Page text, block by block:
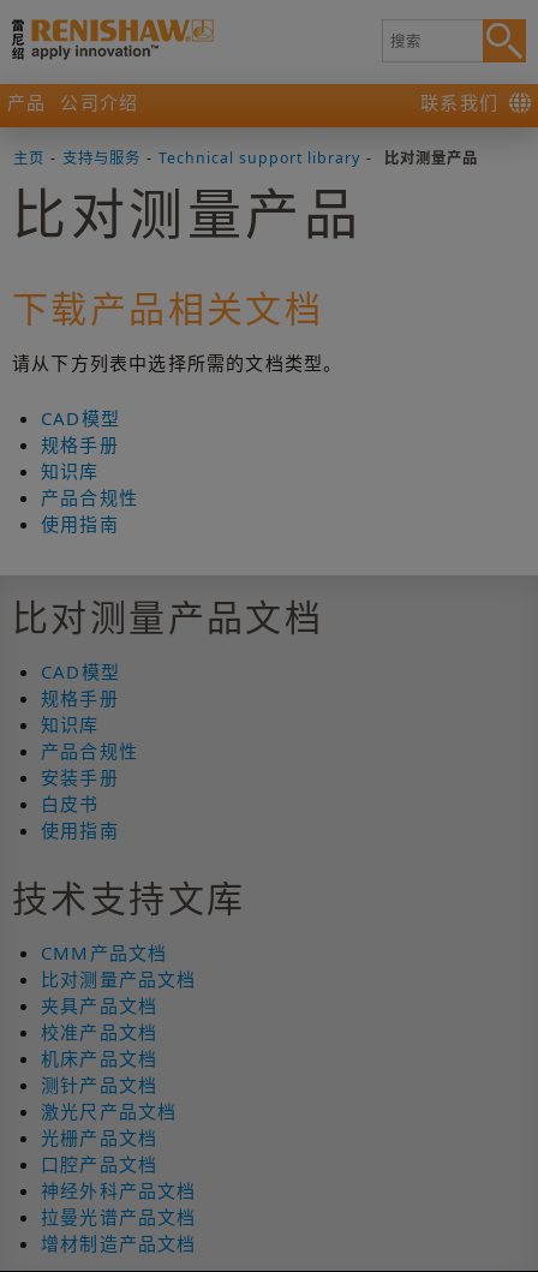
产品 公司介绍 联系我们
主页 - 支持与服务 - Technical support library - 比对测量产品
比对测量产品
下载产品相关文档
请从下方列表中选择所需的文档类型。
CAD模型
规格手册
知识库
产品合规性
使用指南
比对测量产品文档
CAD模型
规格手册
知识库
产品合规性
安装手册
白皮书
使用指南
技术支持文库
CMM产品文档
比对测量产品文档
夹具产品文档
校准产品文档
机床产品文档
测针产品文档
激光尺产品文档
光栅产品文档
口腔产品文档
神经外科产品文档
拉曼光谱产品文档
增材制造产品文档